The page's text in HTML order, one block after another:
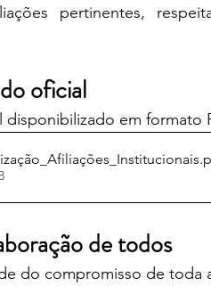
pertinentes,
oficial
disponibilizado em formato
de todos
do compromisso de toda